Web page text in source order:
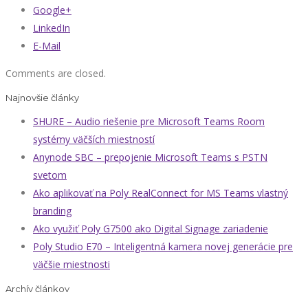
Google+
LinkedIn
E-Mail
Comments are closed.
Najnovšie články
SHURE – Audio riešenie pre Microsoft Teams Room
systémy väčších miestností
Anynode SBC – prepojenie Microsoft Teams s PSTN
svetom
Ako aplikovať na Poly RealConnect for MS Teams vlastný
branding
Ako využiť Poly G7500 ako Digital Signage zariadenie
Poly Studio E70 – Inteligentná kamera novej generácie pre
väčšie miestnosti
Archív článkov